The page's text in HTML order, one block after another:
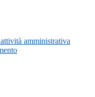
amministrativa